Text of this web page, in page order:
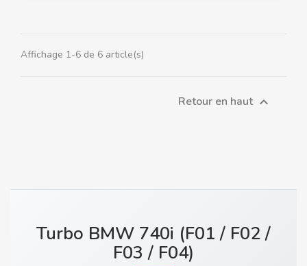
Affichage 1-6 de 6 article(s)
Retour en haut 
Turbo BMW 740i (F01 / F02 /
F03 / F04)